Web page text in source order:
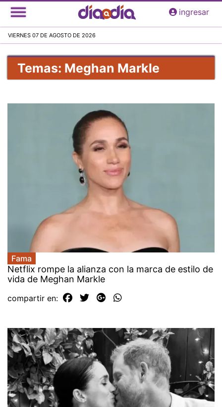
Pasar
al
principal
ingresar
VIERNES 07 DE AGOSTO DE 2026
Temas: Meghan Markle
Fama
Netflix rompe la alianza con la marca de estilo de
vida de Meghan Markle
compartir en: